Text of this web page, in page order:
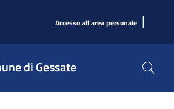
Accesso all'area personale |
di Gessate